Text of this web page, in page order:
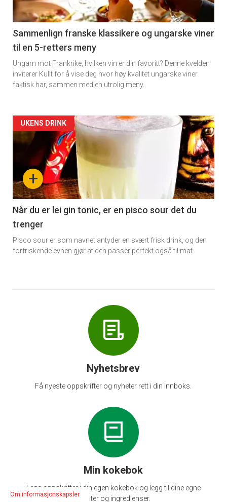
-
5
Sammenlign franske klassikere og ungarske viner
til en 5-retters meny
Ungarn mot Frankrike, hvilken vin er din favoritt? Denne kvelden
inviterer Kullt for å vise deg hvor høy kvalitet ungarske viner
faktisk har, sammen med en utrolig meny.
Forsiden
akkurat
nå
-
6
+
UKENS DRINK
Når du er lei gin tonic, er en pisco sour det du
trenger
Pisco sour er som navnet antyder en svært frisk drink, og den
forfriskende evnen gjør at den passer perfekt også til mat.
Nyhetsbrev
Få nyeste oppskrifter og nyheter rett i din innboks.
Min kokebok
Legg oppskrifter i din egen kokebok og legg til dine egne
notater og ingredienser.
Om informasjonskapsler